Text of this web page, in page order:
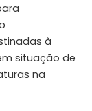
à
situação de
na